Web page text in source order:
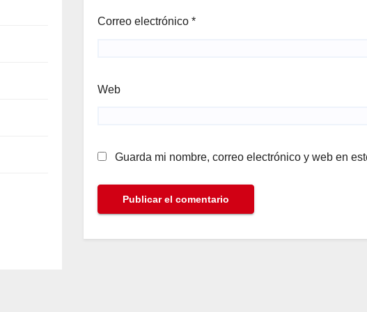
Correo electrónico *
Web
Guarda mi nombre, correo electrónico y web en